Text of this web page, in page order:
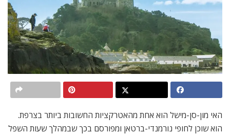
האי מון-סן-מישל הוא אחת מהאטרקציות החשובות ביותר בצרפת.
הוא שוכן לחופי נורמנדי-ברטאן ומפורסם בכך שבמהלך שעות השפל